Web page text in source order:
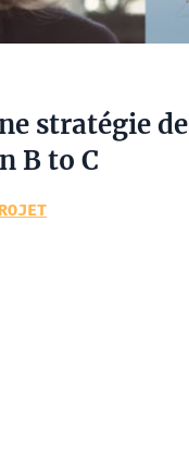
stratégie de
B to C